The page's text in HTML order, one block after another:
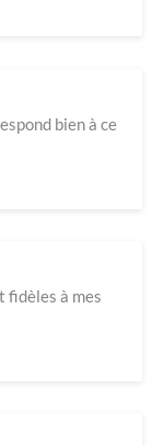
bien à ce
fidèles à mes